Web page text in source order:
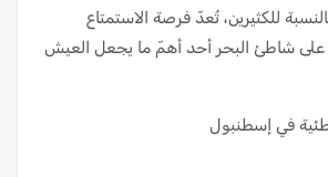
للكثيرين، تُعدّ فرصة الاستمتاع
شاطئ البحر أحد أهمّ ما يجعل العيش
في إسطنبول